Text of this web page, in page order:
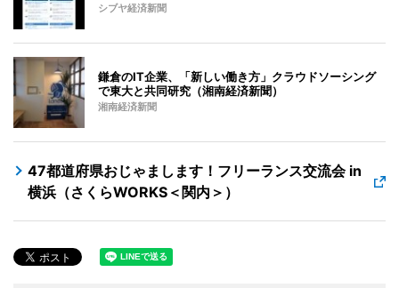
シブヤ経済新聞
鎌倉のIT企業、「新しい働き方」クラウドソーシング
で東大と共同研究（湘南経済新聞）
湘南経済新聞
47都道府県おじゃまします！フリーランス交流会 in
横浜（さくらWORKS＜関内＞）